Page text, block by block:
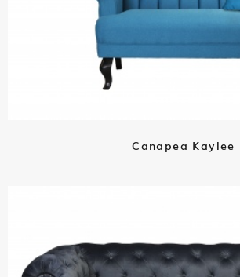
Canapea Kaylee